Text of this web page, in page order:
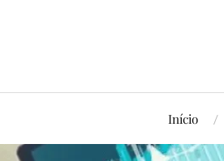
Início